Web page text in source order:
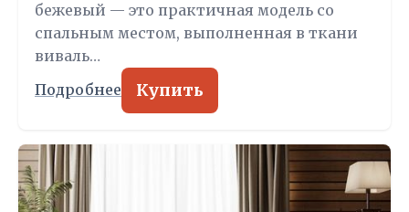
бежевый — это практичная модель со
спальным местом, выполненная в ткани
виваль…
Подробнее Купить